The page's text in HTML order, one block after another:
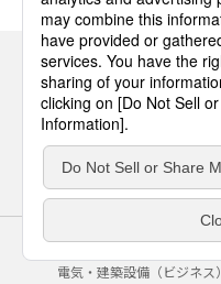
サイトのご利用にあたって
電気・建築設備（ビジネス）